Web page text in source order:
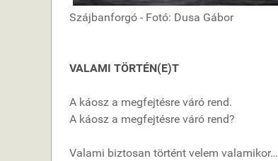
Szájbanforgó - Fotó: Dusa Gábor
VALAMI TÖRTÉN(E)T
A káosz a megfejtésre váró rend.
A káosz a megfejtésre váró rend?
Valami biztosan történt velem valamikor…